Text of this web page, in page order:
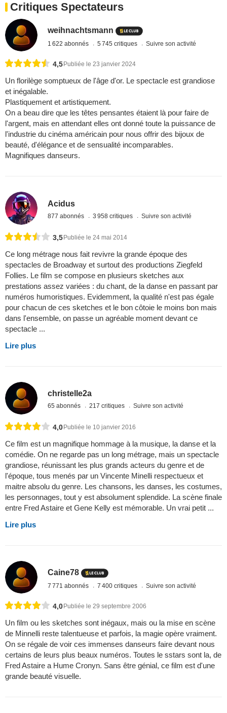
Critiques Spectateurs
weihnachtsmann
1 622 abonnés 5 745 critiques Suivre son activité
4,5 Publiée le 23 janvier 2024
Un florilège somptueux de l'âge d'or. Le spectacle est grandiose
et inégalable.
Plastiquement et artistiquement.
On a beau dire que les têtes pensantes étaient là pour faire de
l'argent, mais en attendant elles ont donné toute la puissance de
l'industrie du cinéma américain pour nous offrir des bijoux de
beauté, d'élégance et de sensualité incomparables.
Magnifiques danseurs.
Acidus
877 abonnés 3 958 critiques Suivre son activité
3,5Publiée le 24 mai 2014
Ce long métrage nous fait revivre la grande époque des
spectacles de Broadway et surtout des productions Ziegfeld
Follies. Le film se compose en plusieurs sketches aux
prestations assez variées : du chant, de la danse en passant par
numéros humoristiques. Evidemment, la qualité n'est pas égale
pour chacun de ces sketches et le bon côtoie le moins bon mais
dans l'ensemble, on passe un agréable moment devant ce
spectacle ...
Lire plus
christelle2a
65 abonnés 217 critiques Suivre son activité
4,0Publiée le 10 janvier 2016
Ce film est un magnifique hommage à la musique, la danse et la
comédie. On ne regarde pas un long métrage, mais un spectacle
grandiose, réunissant les plus grands acteurs du genre et de
l'époque, tous menés par un Vincente Minelli respectueux et
maitre absolu du genre. Les chansons, les danses, les costumes,
les personnages, tout y est absolument splendide. La scène finale
entre Fred Astaire et Gene Kelly est mémorable. Un vrai petit ...
Lire plus
Caine78
7 771 abonnés 7 400 critiques Suivre son activité
4,0 Publiée le 29 septembre 2006
Un film ou les sketches sont inégaux, mais ou la mise en scène
de Minnelli reste talentueuse et parfois, la magie opère vraiment.
On se régale de voir ces immenses danseurs faire devant nous
certains de leurs plus beaux numéros. Toutes le sstars sont la, de
Fred Astaire a Hume Cronyn. Sans être génial, ce film est d'une
grande beauté visuelle.